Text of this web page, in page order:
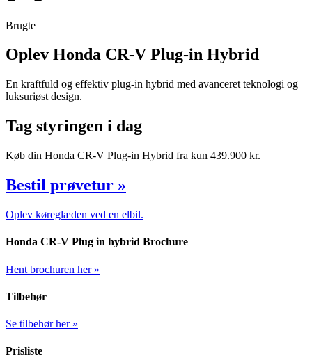
Brugte
Oplev Honda CR-V Plug-in Hybrid
En kraftfuld og effektiv plug-in hybrid med avanceret teknologi og
luksuriøst design.
Tag styringen i dag
Køb din Honda CR-V Plug-in Hybrid fra kun 439.900 kr.
Bestil prøvetur »
Oplev køreglæden ved en elbil.
Honda CR-V Plug in hybrid Brochure
Hent brochuren her »
Tilbehør
Se tilbehør her »
Prisliste